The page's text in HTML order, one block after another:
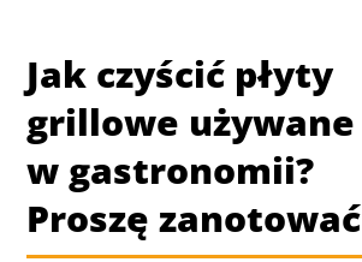
Jak czyścić płyty
grillowe używane
w gastronomii?
Proszę zanotować